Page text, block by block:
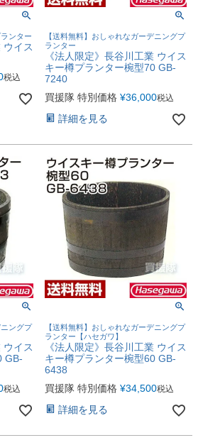
ンター
ウイス
税込
【送料無料】おしゃれなガーデニングプ
ランター
《法人限定》長谷川工業 ウイス
キー樽プランター椀型70 GB-
7240
買援隊 特別価格 ¥36,000税込
詳細を見る
ングプ
ウイス
GB-
税込
【送料無料】おしゃれなガーデニングプ
ランター【ハセガワ】
《法人限定》長谷川工業 ウイス
キー樽プランター椀型60 GB-
6438
買援隊 特別価格 ¥34,500税込
詳細を見る